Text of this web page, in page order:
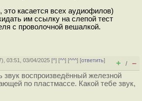
это касается всех аудиофилов)
им ссылку на слепой тест
с проволочной вешалкой.
), 03:51, 03/04/2025 [^] [^^] [^^^] [ответить]
+ / –
воспроизведённый железной
по пластмассе. Какой тебе звук,